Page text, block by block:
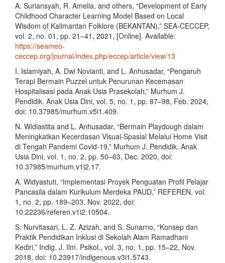
A. Suriansyah, R. Amelia, and others, “Development of Early
Childhood Character Learning Model Based on Local
Wisdom of Kalimantan Folklore (BEKANTAN),” SEA-CECCEP,
vol. 2, no. 01, pp. 21–41, 2021, [Online]. Available:
https://seameo-
ceccep.org/journal/index.php/eccep/article/view/13
I. Islamiyah, A. Dwi Novianti, and L. Anhusadar, “Pengaruh
Terapi Bermain Puzzel untuk Penurunan Kecemasan
Hospitalisasi pada Anak Usia Prasekolah,” Murhum J.
Pendidik. Anak Usia Dini, vol. 5, no. 1, pp. 87–98, Feb. 2024,
doi: 10.37985/murhum.v5i1.409.
N. Widiastita and L. Anhusadar, “Bermain Playdough dalam
Meningkatkan Kecerdasan Visual-Spasial Melalui Home Visit
di Tengah Pandemi Covid-19,” Murhum J. Pendidik. Anak
Usia Dini, vol. 1, no. 2, pp. 50–63, Dec. 2020, doi:
10.37985/murhum.v1i2.17.
A. Widyastuti, “Implementasi Proyek Penguatan Profil Pelajar
Pancasila dalam Kurikulum Merdeka PAUD,” REFEREN, vol.
1, no. 2, pp. 189–203, Nov. 2022, doi:
10.22236/referen.v1i2.10504.
S. Nurvitasari, L. Z. Azizah, and S. Sunarno, “Konsep dan
Praktik Pendidikan Inklusi di Sekolah Alam Ramadhani
Kediri,” Indig. J. Ilm. Psikol., vol. 3, no. 1, pp. 15–22, Nov.
2018, doi: 10.23917/indigenous.v3i1.5743.